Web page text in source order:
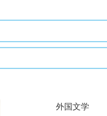
外国文学